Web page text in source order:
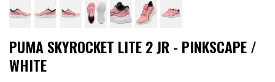
PUMA SKYROCKET LITE 2 JR - PINKSCAPE /
WHITE